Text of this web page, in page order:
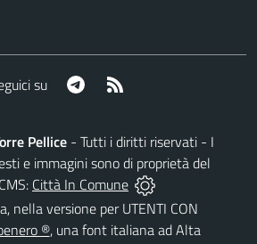
su Telegram
Pellice - Tutti i diritti riservati - I
e immagini sono di proprietà del
Città In Comune
nella versione per UTENTI CON
®, una font italiana ad Alta